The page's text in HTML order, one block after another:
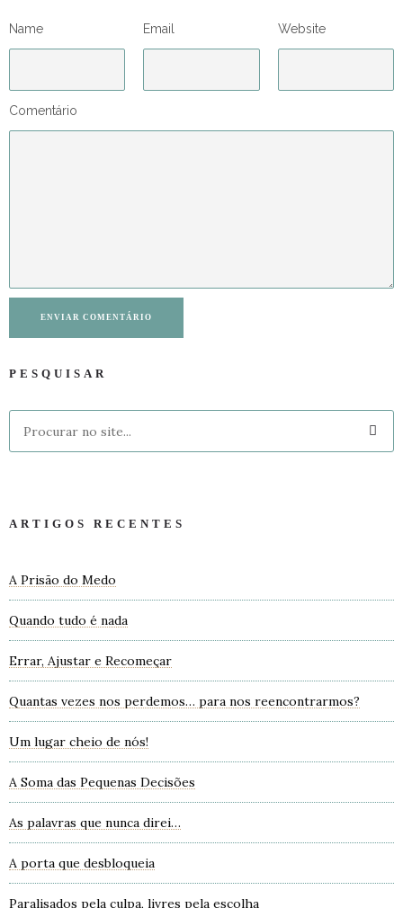
Name Email Website
Comentário
ENVIAR COMENTÁRIO
PESQUISAR
ARTIGOS RECENTES
A Prisão do Medo
Quando tudo é nada
Errar, Ajustar e Recomeçar
Quantas vezes nos perdemos… para nos reencontrarmos?
Um lugar cheio de nós!
A Soma das Pequenas Decisões
As palavras que nunca direi…
A porta que desbloqueia
Paralisados pela culpa, livres pela escolha